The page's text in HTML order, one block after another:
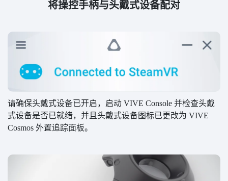
将操控手柄与头戴式设备配对
请确保头戴式设备已开启，启动 VIVE Console 并检查头戴
式设备是否已就绪，并且头戴式设备图标已更改为 VIVE
Cosmos 外置追踪面板。